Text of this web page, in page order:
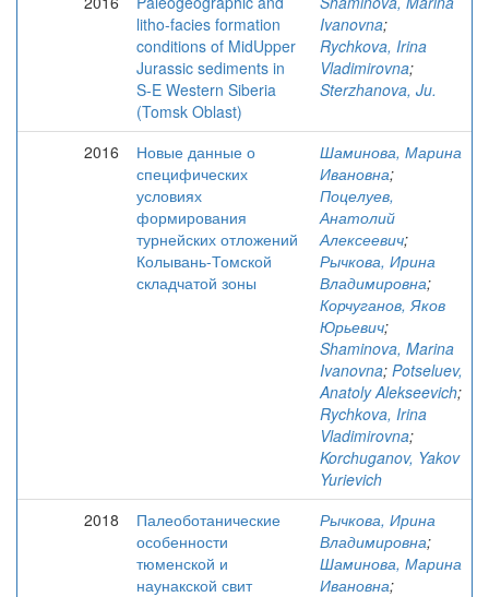
litho-facies formation
conditions of MidUpper
Jurassic sediments in
S-E Western Siberia
(Tomsk Oblast)
Ivanovna;
Rychkova, Irina
Vladimirovna;
Sterzhanova, Ju.
2016
Новые данные о
специфических
условиях
формирования
турнейских отложений
Колывань-Томской
складчатой зоны
Шаминова, Марина
Ивановна;
Поцелуев,
Анатолий
Алексеевич;
Рычкова, Ирина
Владимировна;
Корчуганов, Яков
Юрьевич;
Shaminova, Marina
Ivanovna; Potseluev,
Anatoly Alekseevich;
Rychkova, Irina
Vladimirovna;
Korchuganov, Yakov
Yurievich
2018
Палеоботанические
особенности
тюменской и
наунакской свит
Рычкова, Ирина
Владимировна;
Шаминова, Марина
Ивановна;